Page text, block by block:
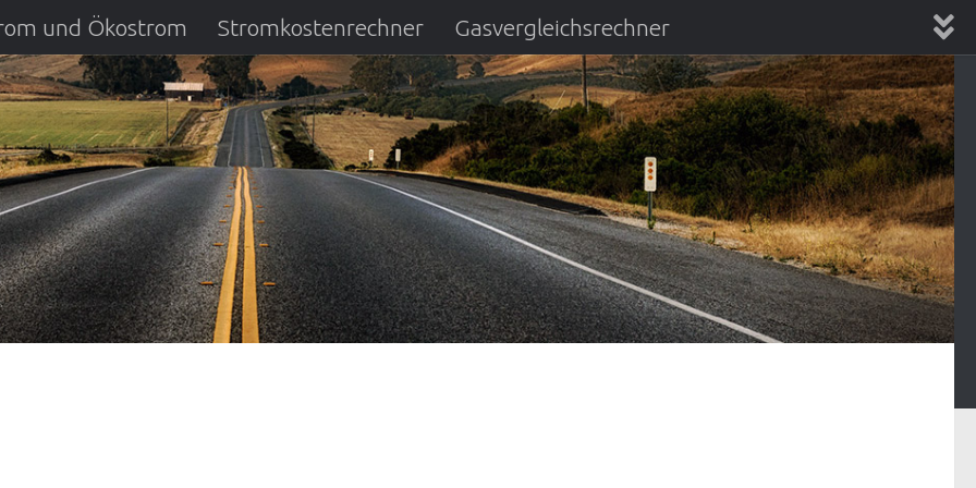
und Ökostrom Stromkostenrechner Gasvergleichsrechner
DSL Anbietervergleich Kreditvergleichsrechner